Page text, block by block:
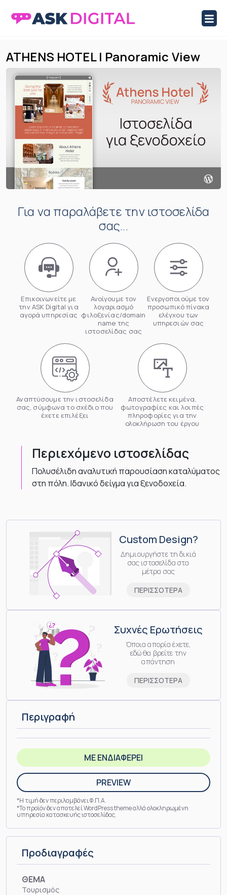
to
content
ATHENS HOTEL | Panoramic View
Για να παραλάβετε την ιστοσελίδα
σας...
Επικοινωνείτε με
την ASK Digital για
αγορά υπηρεσίας
Ανοίγουμε τον
λογαριασμό
φιλοξενίας/domain
name της
ιστοσελίδας σας
Ενεργοποιούμε τον
προσωπικό πίνακα
ελέγχου των
υπηρεσιών σας
Αναπτύσουμε την ιστοσελίδα
σας, σύμφωνα το σχέδιο που
έχετε επιλέξει
Αποστέλετε κειμένα,
φωτογραφίες και λοιπές
πληροφορίες για την
ολοκλήρωση του έργου
Περιεχόμενο ιστοσελίδας
Πολυσέλιδη αναλυτική παρουσίαση καταλύματος
στη πόλη. Ιδανικό δείγμα για ξενοδοχεία.
Custom Design?
Δημιουργήστε τη δικιά
σας ιστοσελίδα στα
μέτρα σας
ΠΕΡΙΣΣΟΤΕΡΑ
Συχνές Ερωτήσεις
Όποια απορία έχετε,
εδώ θα βρείτε την
απάντηση
ΠΕΡΙΣΣΟΤΕΡΑ
Περιγραφή
ΜΕ ΕΝΔΙΑΦΕΡΕΙ
PREVIEW
*Η τιμή δεν περιλαμβάνει Φ.Π.Α.
*Το προϊόν δεν αποτελεί WordPress theme αλλά ολοκληρωμένη
υπηρεσία κατασκευής ιστοσελίδας.
Προδιαγραφές
ΘΕΜΑ
Τουρισμός